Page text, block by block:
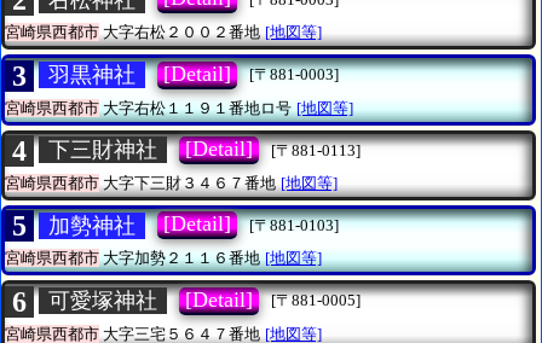
宮崎県西都市大字右松２００２番地 [地図等]
3 羽黒神社 [Detail]
[〒881-0003]
宮崎県西都市大字右松１１９１番地ロ号 [地図等]
4 下三財神社 [Detail]
[〒881-0113]
宮崎県西都市 大字下三財３４６７番地 [地図等]
5 加勢神社 [Detail]
[〒881-0103]
宮崎県西都市大字加勢２１１６番地 [地図等]
6 可愛塚神社 [Detail]
[〒881-0005]
宮崎県西都市 大字三宅５６４７番地 [地図等]